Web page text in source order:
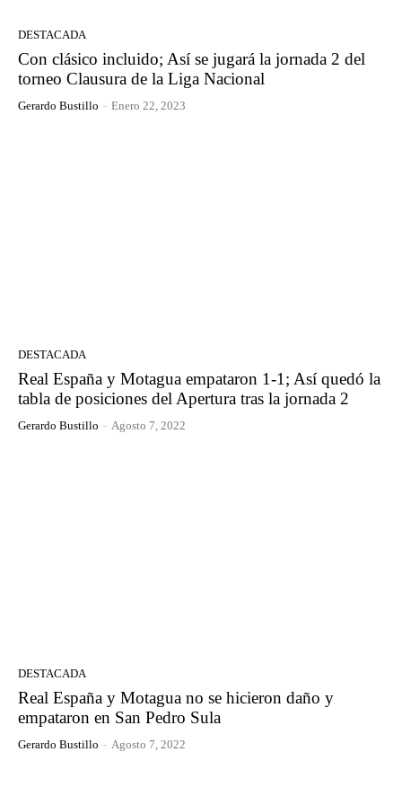
DESTACADA
Con clásico incluido; Así se jugará la jornada 2 del
torneo Clausura de la Liga Nacional
Gerardo Bustillo - Enero 22, 2023
DESTACADA
Real España y Motagua empataron 1-1; Así quedó la
tabla de posiciones del Apertura tras la jornada 2
Gerardo Bustillo - Agosto 7, 2022
DESTACADA
Real España y Motagua no se hicieron daño y
empataron en San Pedro Sula
Gerardo Bustillo - Agosto 7, 2022